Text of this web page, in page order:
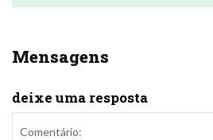
Mensagens
deixe uma resposta